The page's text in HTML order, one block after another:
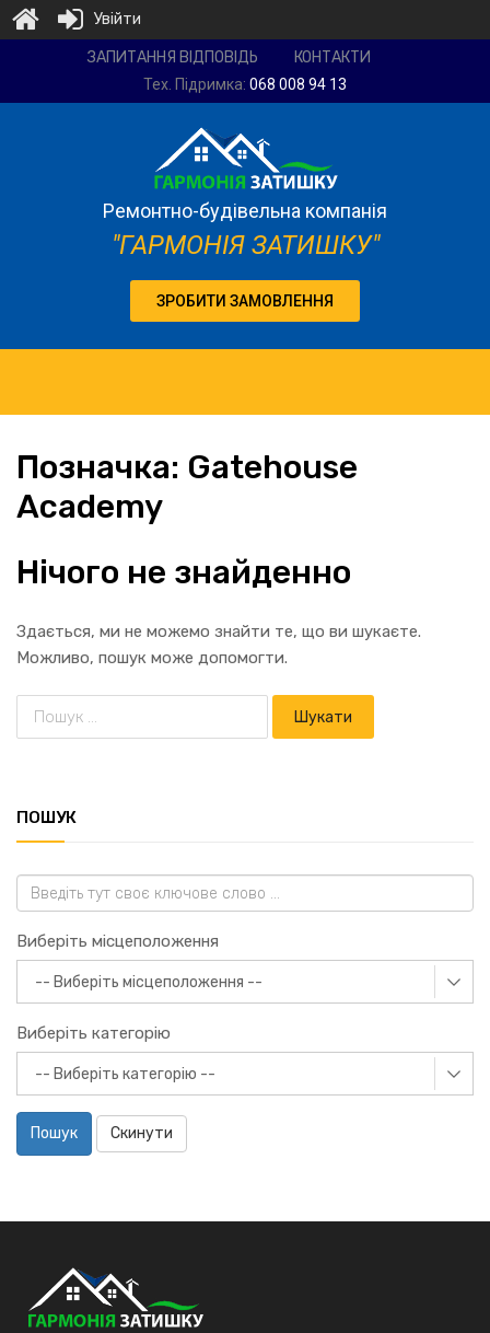
компанія
ЗАПИТАННЯ ВІДПОВІДЬ КОНТАКТИ
Тех. Підримка: 068 008 94 13
Ремонтно-будівельна компанія
"ГАРМОНІЯ ЗАТИШКУ"
ЗРОБИТИ ЗАМОВЛЕННЯ
Позначка: Gatehouse
Academy
Нічого не знайденно
Здається, ми не можемо знайти те, що ви шукаєте.
Можливо, пошук може допомогти.
ПОШУК
Виберіть місцеположення
Виберіть категорію
Пошук Скинути
Увійти